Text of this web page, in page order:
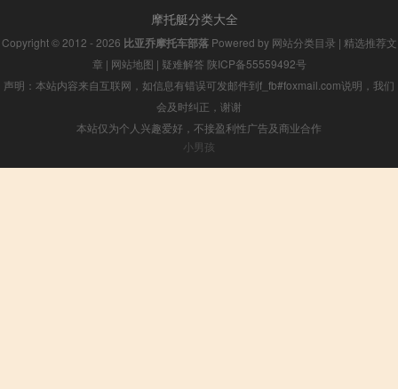
摩托艇分类大全
Copyright © 2012 - 2026 比亚乔摩托车部落Powered by 网站分类目录 | 精选推荐文
章 | 网站地图 | 疑难解答 陕ICP备55559492号
声明：本站内容来自互联网，如信息有错误可发邮件到f_fb#foxmail.com说明，我们
会及时纠正，谢谢
本站仅为个人兴趣爱好，不接盈利性广告及商业合作
小男孩